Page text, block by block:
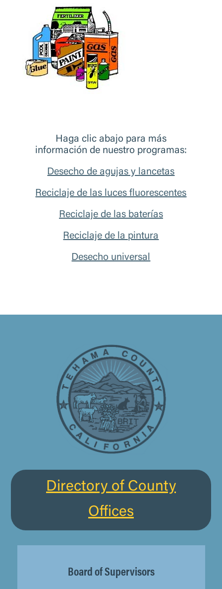
Haga clic abajo para más
información de nuestro programas:
Desecho de agujas y lancetas
Reciclaje de las luces fluorescentes
Reciclaje de las baterías
Reciclaje de la pintura
Desecho universal
Directory of County
Offices
Board of Supervisors